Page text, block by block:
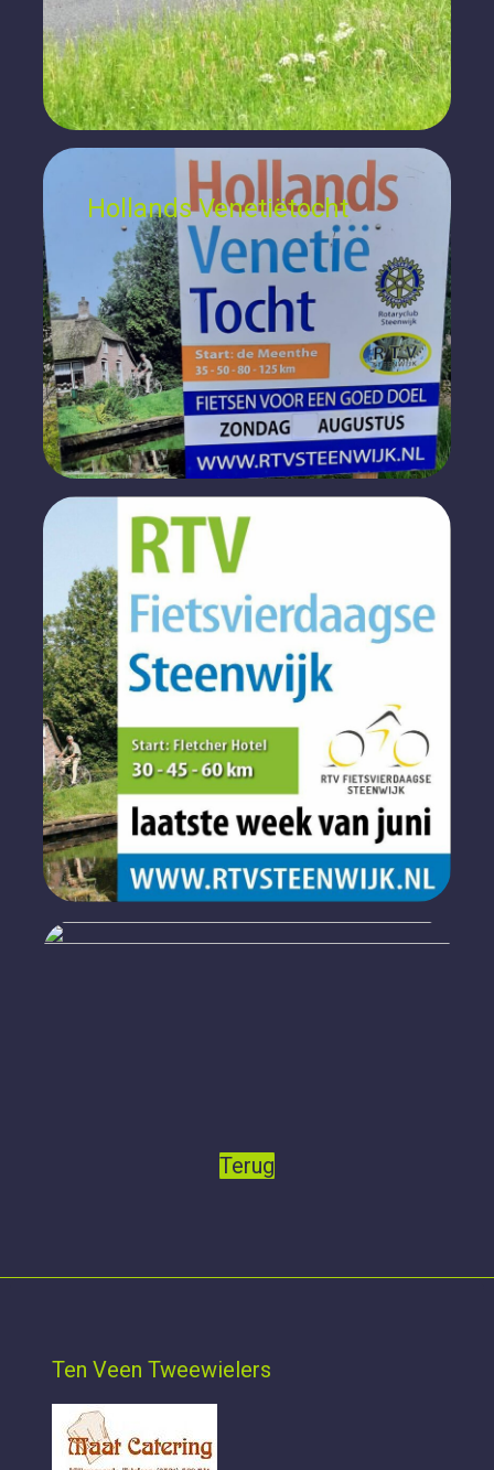
Hollands Venetiëtocht
Terug
Ten Veen Tweewielers